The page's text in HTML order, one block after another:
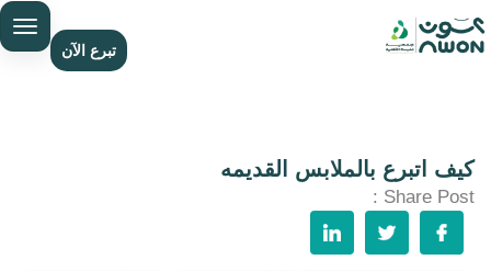
تبرع الآن
كيف اتبرع بالملابس القديمه
Share Post :